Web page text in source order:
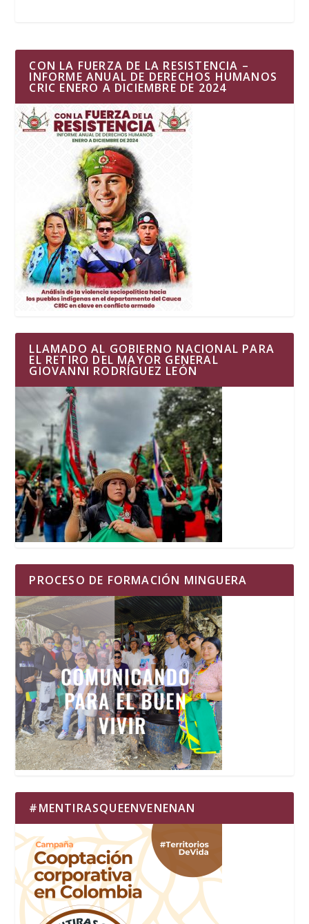
CON LA FUERZA DE LA RESISTENCIA –
INFORME ANUAL DE DERECHOS HUMANOS
CRIC ENERO A DICIEMBRE DE 2024
LLAMADO AL GOBIERNO NACIONAL PARA
EL RETIRO DEL MAYOR GENERAL
GIOVANNI RODRÍGUEZ LEÓN
PROCESO DE FORMACIÓN MINGUERA
#MENTIRASQUEENVENENAN